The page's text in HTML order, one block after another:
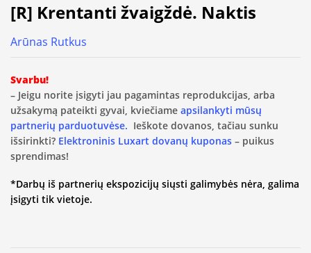
[R] Krentanti žvaigždė. Naktis
Arūnas Rutkus
Svarbu!
– Jeigu norite įsigyti jau pagamintas reprodukcijas, arba
užsakymą pateikti gyvai, kviečiame apsilankyti mūsų
partnerių parduotuvėse. Ieškote dovanos, tačiau sunku
išsirinkti? Elektroninis Luxart dovanų kuponas – puikus
sprendimas!
*Darbų iš partnerių ekspozicijų siųsti galimybės nėra, galima
įsigyti tik vietoje.